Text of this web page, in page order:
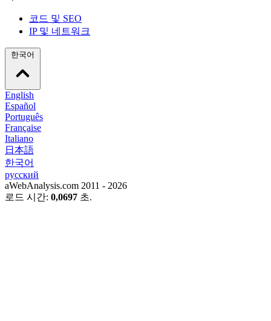
코드 및 SEO
IP 및 네트워크
English
Español
Português
Française
Italiano
日本語
한국어
русский
aWebAnalysis.com 2011 - 2026
로드 시간: 0,0697 초.